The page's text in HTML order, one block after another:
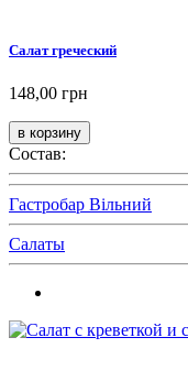
Салат греческий
148,00 грн
Состав:
Гастробар Вільний
Салаты